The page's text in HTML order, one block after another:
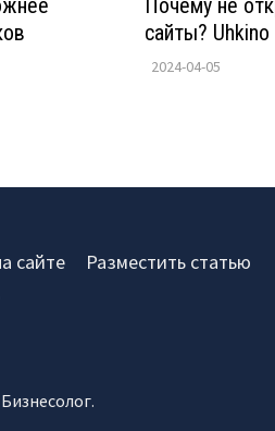
Почему не
сайты?
2024-04-05
сайте
Разместить статью
Бизнесолог.